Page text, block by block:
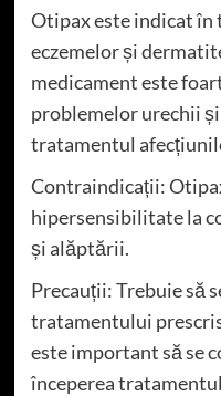
Otipax este indicat
eczemelor și
medicament este
problemelor urechii
tratamentul
Contraindicații:
hipersensibilitate la
și alăptării.
Precauții: Trebuie să
tratamentului
este important să se
începerea